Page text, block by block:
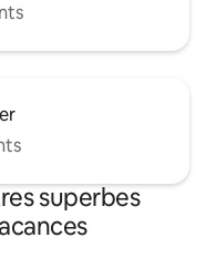
superbes